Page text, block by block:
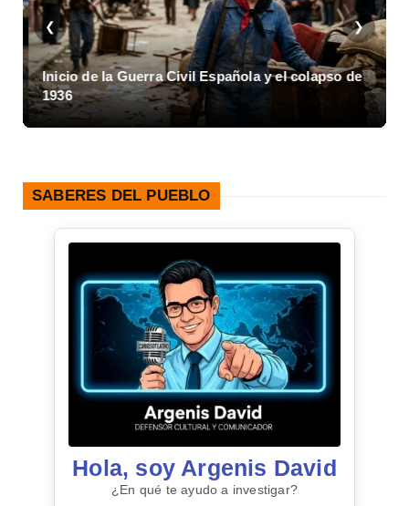
❮
Inicio de la Guerra Civil Española y el colapso de
1936
❯
SABERES DEL PUEBLO
Hola, soy Argenis David
¿En qué te ayudo a investigar?